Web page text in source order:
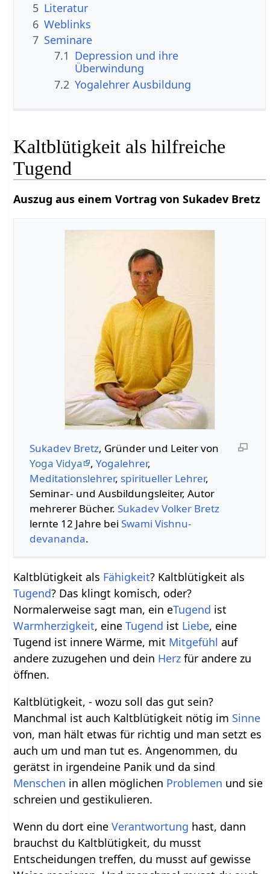
5 Literatur
6 Weblinks
7 Seminare
7.1 Depression und ihre
Überwindung
7.2 Yogalehrer Ausbildung
Kaltblütigkeit als hilfreiche
Tugend
Auszug aus einem Vortrag von Sukadev Bretz
Sukadev Bretz, Gründer und Leiter von
Yoga Vidya
, Yogalehrer,
Meditationslehrer, spiritueller Lehrer,
Seminar- und Ausbildungsleiter, Autor
mehrerer Bücher. Sukadev Volker Bretz
lernte 12 Jahre bei Swami Vishnu-
devananda.
Kaltblütigkeit als Fähigkeit? Kaltblütigkeit als
Tugend? Das klingt komisch, oder?
Normalerweise sagt man, ein eTugend ist
Warmherzigkeit, eineTugend ist Liebe, eine
Tugend ist innere Wärme, mit Mitgefühl auf
andere zuzugehen und dein Herz für andere zu
öffnen.
Kaltblütigkeit, - wozu soll das gut sein?
Manchmal ist auch Kaltblütigkeit nötig im Sinne
von, man hält etwas für richtig und man setzt es
auch um und man tut es. Angenommen, du
gerätst in irgendeine Panik und da sind
Menschen in allen möglichen Problemen und sie
schreien und gestikulieren.
Wenn du dort eineVerantwortung hast, dann
brauchst du Kaltblütigkeit, du musst
Entscheidungen treffen, du musst auf gewisse